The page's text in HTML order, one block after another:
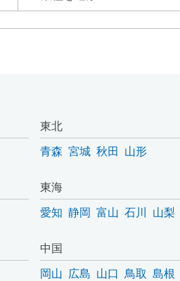
東北
青森 宮城 秋田 山形
東海
愛知 静岡 富山 石川 山梨
中国
岡山 広島 山口 鳥取 島根